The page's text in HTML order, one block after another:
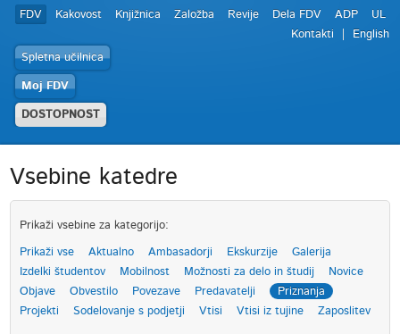
FDV Kakovost Knjižnica Založba Revije Dela FDV ADP
UL
Kontakti
English
Spletna učilnica
Moj FDV
DOSTOPNOST
Vsebine katedre
Prikaži vsebine za kategorijo:
Prikaži vse Aktualno Ambasadorji Ekskurzije
Galerija
Izdelki študentov
Mobilnost Možnosti za delo in študij
Novice
Objave
Obvestilo Povezave Predavatelji
Priznanja
Projekti
Sodelovanje s podjetji Vtisi Vtisi iz tujine Zaposlitev